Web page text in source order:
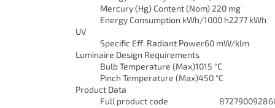
Mercury (Hg) Content (Nom) 220 mg
Energy Consumption kWh/1000 h2277 kWh
UV
Specific Eff. Radiant Power60 mW/klm
Luminaire Design Requirements
Bulb Temperature (Max)1015 °C
Pinch Temperature (Max)450 °C
Product Data
Full product code